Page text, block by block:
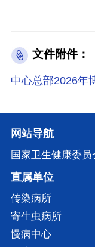
文件附件：
中心总部2026年
网站导航
国家卫生健康委员
直属单位
传染病所
寄生虫病所
慢病中心